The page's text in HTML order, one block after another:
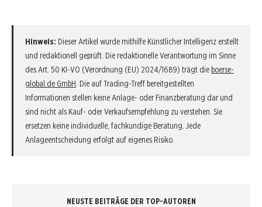
Hinweis: Dieser Artikel wurde mithilfe Künstlicher Intelligenz erstellt
und redaktionell geprüft. Die redaktionelle Verantwortung im Sinne
des Art. 50 KI-VO (Verordnung (EU) 2024/1689) trägt die boerse-
global.de GmbH. Die auf Trading-Treff bereitgestellten
Informationen stellen keine Anlage- oder Finanzberatung dar und
sind nicht als Kauf- oder Verkaufsempfehlung zu verstehen. Sie
ersetzen keine individuelle, fachkundige Beratung. Jede
Anlageentscheidung erfolgt auf eigenes Risiko.
NEUSTE BEITRÄGE DER TOP-AUTOREN